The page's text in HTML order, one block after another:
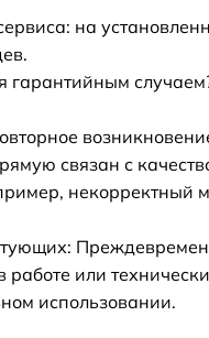
на
гарантийным
связан с
некорректный
работе или
использовании.